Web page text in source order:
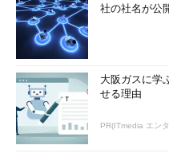
社の社名が公
大阪ガスに学
せる理由
PR(ITmedia エン